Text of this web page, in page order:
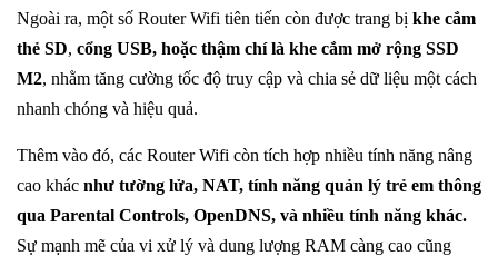
Ngoài ra, một số Router Wifi tiên tiến còn được trang bị khe cắm
thẻ SD, cổng USB, hoặc thậm chí là khe cắm mở rộng SSD
M2, nhằm tăng cường tốc độ truy cập và chia sẻ dữ liệu một cách
nhanh chóng và hiệu quả.
Thêm vào đó, các Router Wifi còn tích hợp nhiều tính năng nâng
cao khác như tường lửa, NAT, tính năng quản lý trẻ em thông
qua Parental Controls, OpenDNS, và nhiều tính năng khác.
Sự mạnh mẽ của vi xử lý và dung lượng RAM càng cao cũng